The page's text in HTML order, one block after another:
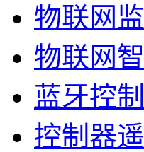
物联网
物联网
蓝牙控
控制器